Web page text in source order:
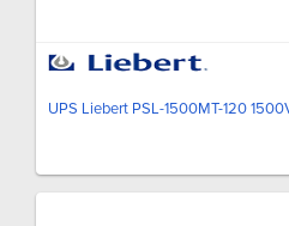
UPS Liebert PSL-1500MT-120